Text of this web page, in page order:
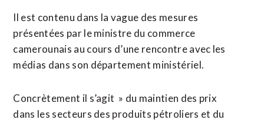
Il est contenu dans la vague des mesures
présentées par le ministre du commerce
camerounais au cours d’une rencontre avec les
médias dans son département ministériel.
Concrètement il s’agit » du maintien des prix
dans les secteurs des produits pétroliers et du